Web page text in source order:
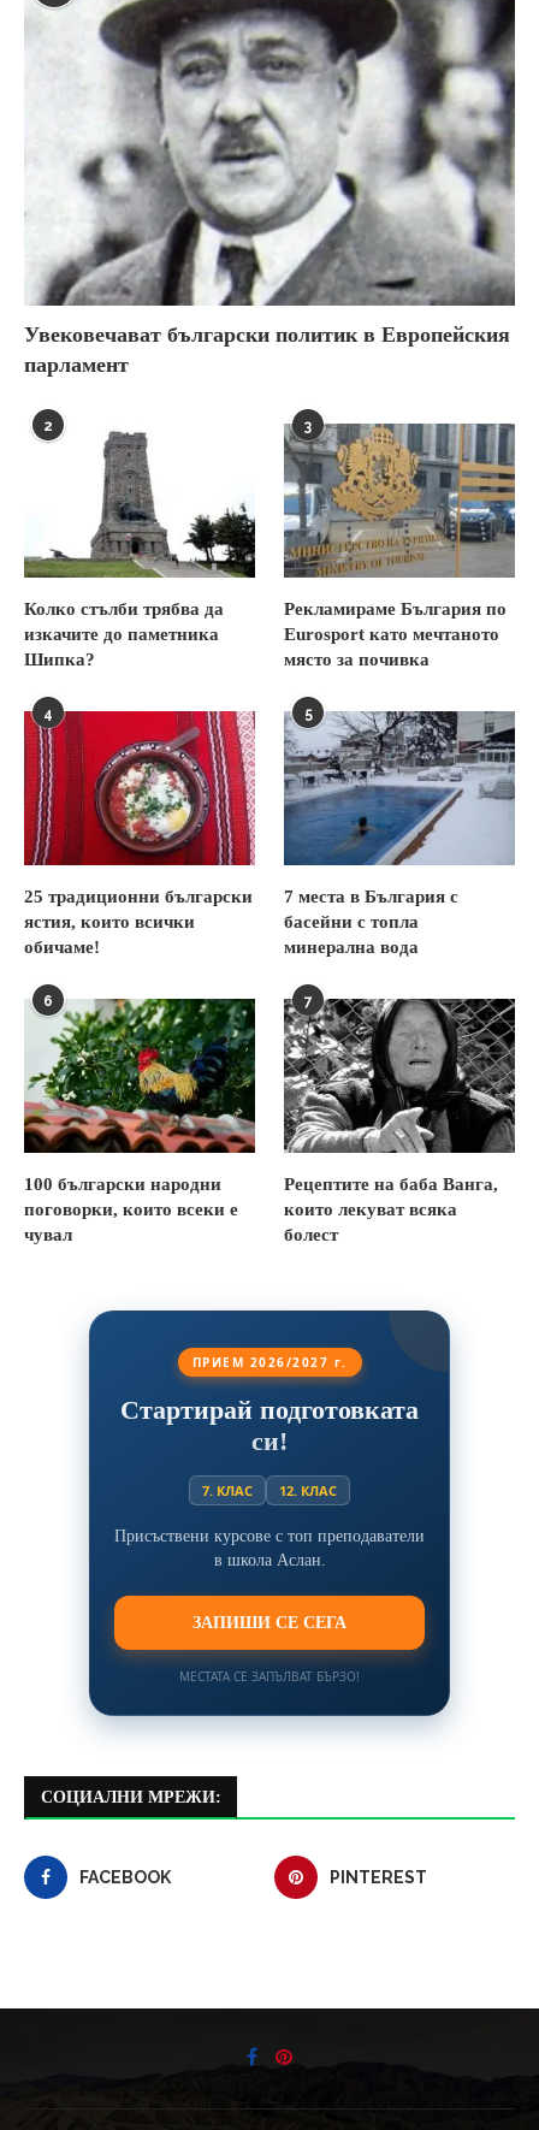
Увековечават български политик в Европейския
парламент
2
Колко стълби трябва да
изкачите до паметника
Шипка?
3
Рекламираме България по
Eurosport като мечтаното
място за почивка
4
25 традиционни български
ястия, които всички
обичаме!
5
7 места в България с
басейни с топла
минерална вода
6
100 български народни
поговорки, които всеки е
чувал
7
Рецептите на баба Ванга,
които лекуват всяка
болест
ПРИЕМ 2026/2027 г.
Стартирай подготовката
си!
7. КЛАС 12. КЛАС
Присъствени курсове с топ преподаватели
в школа Аслан.
ЗАПИШИ СЕ СЕГА
МЕСТАТА СЕ ЗАПЪЛВАТ БЪРЗО!
СОЦИАЛНИ МРЕЖИ:
FACEBOOK PINTEREST